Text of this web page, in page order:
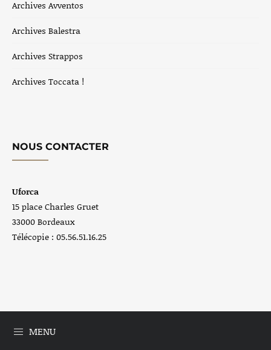
Archives Avventos
Archives Balestra
Archives Strappos
Archives Toccata !
NOUS CONTACTER
Uforca
15 place Charles Gruet
33000 Bordeaux
Télécopie : 05.56.51.16.25
MENU